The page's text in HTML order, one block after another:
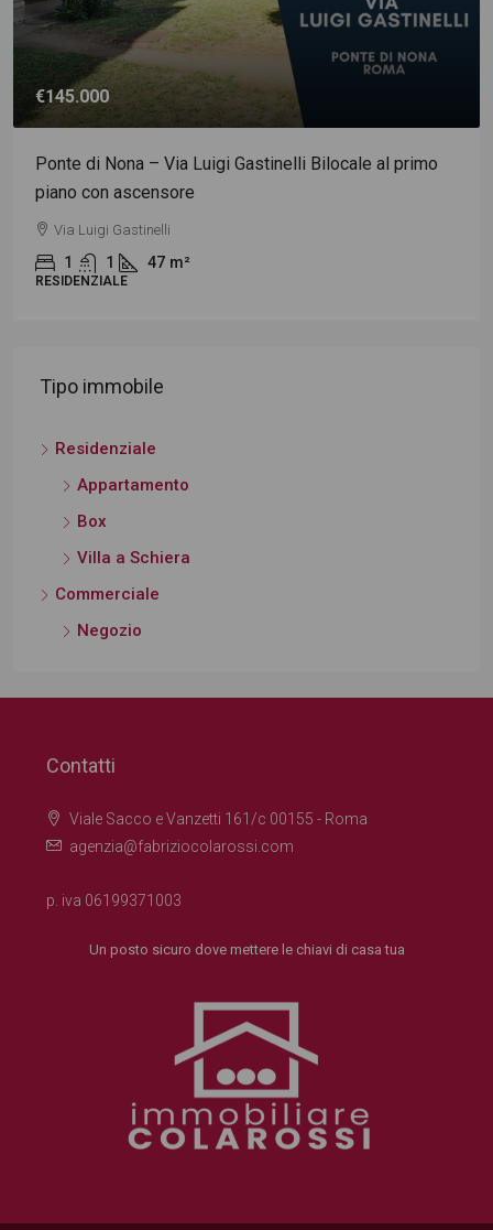
€145.000
Ponte di Nona – Via Luigi Gastinelli Bilocale al primo
piano con ascensore
Via Luigi Gastinelli
1 1 47 m²
RESIDENZIALE
Tipo immobile
Residenziale
Appartamento
Box
Villa a Schiera
Commerciale
Negozio
Contatti
Viale Sacco e Vanzetti 161/c 00155 - Roma
agenzia@fabriziocolarossi.com
p. iva 06199371003
Un posto sicuro dove mettere le chiavi di casa tua